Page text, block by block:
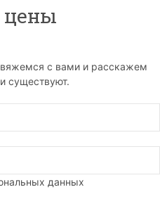
цены
с вами и расскажем
существуют.
данных